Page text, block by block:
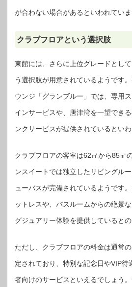
が合わない場合があるといわれていま
クラブフロアという選択肢
東館には、さらに上位グレードとし
う選択肢が用意されているようです
ウンジ「グランブルー」では、専用
インサービスや、唐津湾を一望でき
ンクサービスが提供されているといわ
クラブフロアの客室は62㎡から85㎡
ンスイートでは独立したリビングル
ューバスが完備されているようです
ットレスや、バスルームからの絶景
グジュアリー体験を提供しているとの
ただし、クラブフロアの料金は通常
定されており、特別な記念日やVIP待
者向けのサービスといえるでしょう